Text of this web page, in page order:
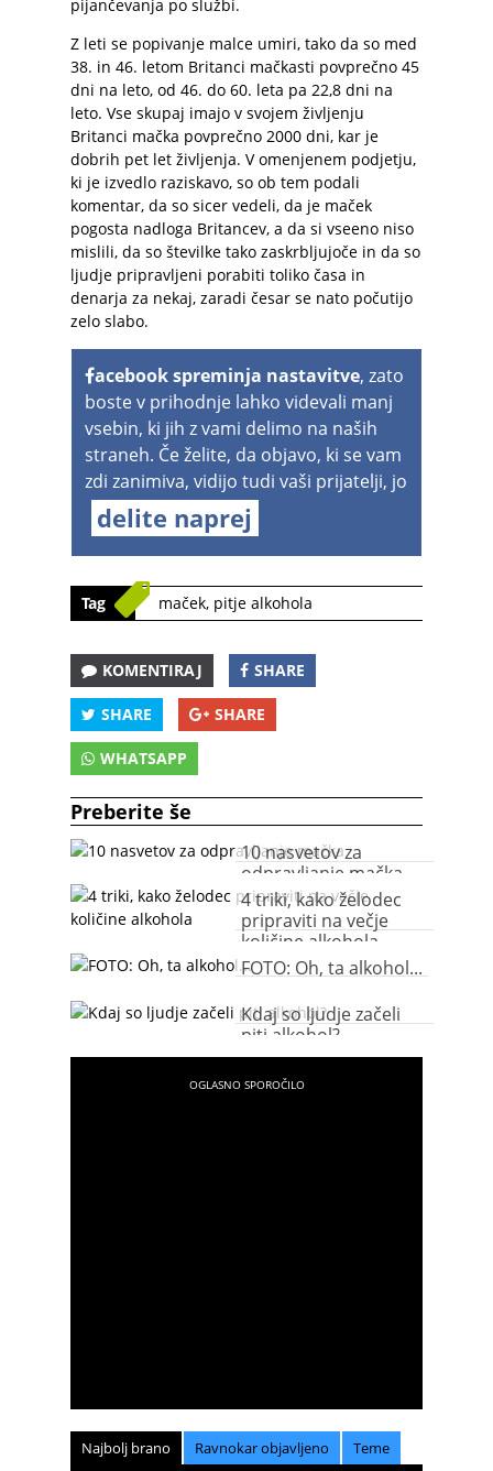
pijančevanja po službi.
Z leti se popivanje malce umiri, tako da so med
38. in 46. letom Britanci mačkasti povprečno 45
dni na leto, od 46. do 60. leta pa 22,8 dni na
leto. Vse skupaj imajo v svojem življenju
Britanci mačka povprečno 2000 dni, kar je
dobrih pet let življenja. V omenjenem podjetju,
ki je izvedlo raziskavo, so ob tem podali
komentar, da so sicer vedeli, da je maček
pogosta nadloga Britancev, a da si vseeno niso
mislili, da so številke tako zaskrbljujoče in da so
ljudje pripravljeni porabiti toliko časa in
denarja za nekaj, zaradi česar se nato počutijo
zelo slabo.
acebook spreminja nastavitve, zato
boste v prihodnje lahko videvali manj
vsebin, ki jih z vami delimo na naših
straneh. Če želite, da objavo, ki se vam
zdi zanimiva, vidijo tudi vaši prijatelji, jo
delite naprej
Tag maček, pitje alkohola
KOMENTIRAJ SHARE
SHARE SHARE
WHATSAPP
Preberite še
10 nasvetov za
odpravljanje mačka
4 triki, kako želodec
pripraviti na večje
količine alkohola
FOTO: Oh, ta alkohol...
Kdaj so ljudje začeli
piti alkohol?
Najbolj brano Ravnokar objavljeno Teme